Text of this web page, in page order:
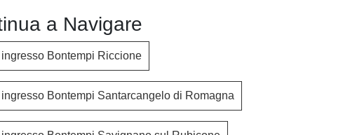
a Navigare
Bontempi Riccione
Bontempi Santarcangelo di Romagna